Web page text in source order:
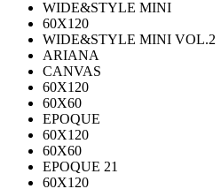
WIDE&STYLE MINI
60X120
WIDE&STYLE MINI VOL.2
ARIANA
CANVAS
60Х120
60Х60
EPOQUE
60X120
60X60
EPOQUE 21
60X120